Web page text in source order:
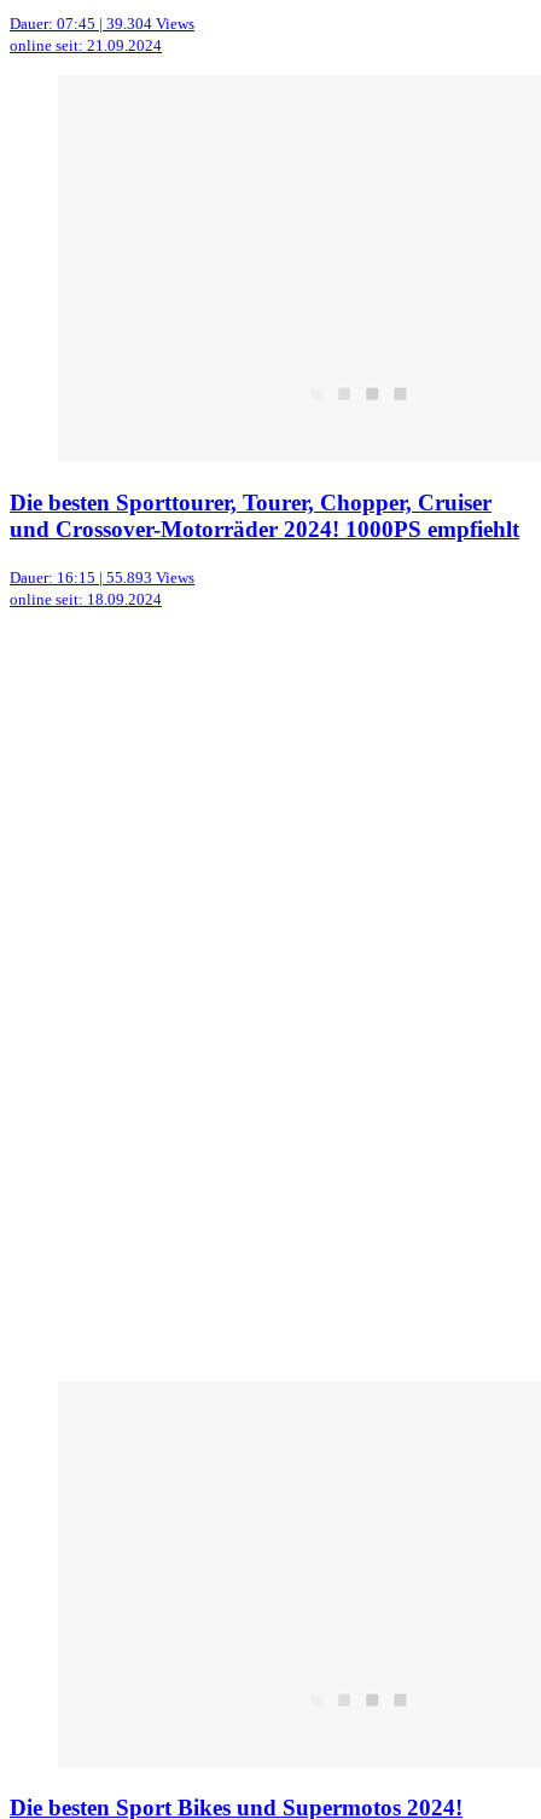
Dauer: 07:45 | 39.304 Views
online seit: 21.09.2024
Die besten Sporttourer, Tourer, Chopper, Cruiser
und Crossover-Motorräder 2024! 1000PS empfiehlt
Dauer: 16:15 | 55.893 Views
online seit: 18.09.2024
Die besten Sport Bikes und Supermotos 2024!